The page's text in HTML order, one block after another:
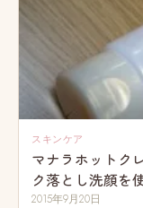
スキンケア
マナラホットク
ク落とし洗顔を
2015年9月20日